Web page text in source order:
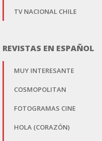
TV NACIONAL CHILE
REVISTAS EN ESPAÑOL
MUY INTERESANTE
COSMOPOLITAN
FOTOGRAMAS CINE
HOLA (CORAZÓN)